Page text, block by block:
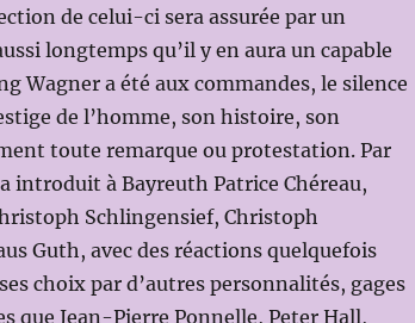
de celui-ci sera assurée par un
longtemps qu’il y en aura un capable
Wagner a été aux commandes, le silence
de l’homme, son histoire, son
toute remarque ou protestation. Par
introduit à Bayreuth Patrice Chéreau,
Schlingensief, Christoph
Guth, avec des réactions quelquefois
choix par d’autres personnalités, gages
que Jean-Pierre Ponnelle, Peter Hall,